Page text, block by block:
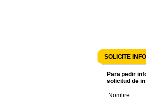
SOLICITE
Para pedir
solicitud de
Nombre: